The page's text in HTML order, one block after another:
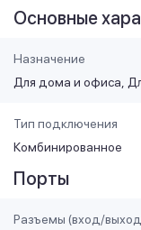
Основные
Назначение
Для дома и офиса
Тип подключения
Комбинированное
Порты
Разъемы (вход/